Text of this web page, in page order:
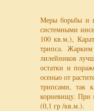
Меры борьбы и
системными
100 кв.м.),
трипса.
лилейников
остатки и
осенью от
трипсами, так
корневищу. При
(0,1 гр /кв.м.).